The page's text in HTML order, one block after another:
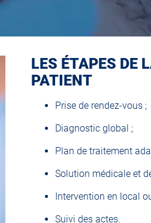
LES ÉTAPES DE
PATIENT
Prise de rendez-vous ;
Diagnostic global ;
Plan de traitement
Solution médicale et
Intervention en local
Suivi des actes.